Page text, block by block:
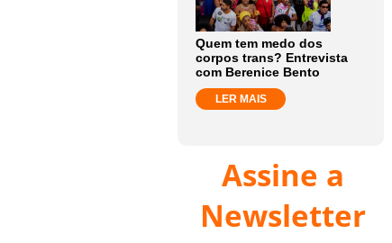
Quem tem medo dos
corpos trans? Entrevista
com Berenice Bento
LER MAIS
Assine a
Newsletter